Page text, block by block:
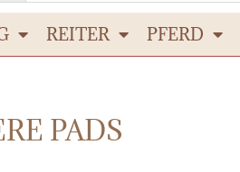
REITER PFERD
PADS